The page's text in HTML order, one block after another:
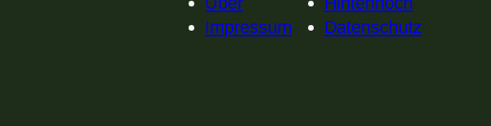
Impressum
Datenschutz